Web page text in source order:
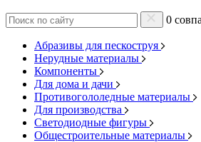
0
Абразивы для пескоструя
Нерудные материалы
Компоненты
Для дома и дачи
Противогололедные материалы
Для производства
Светодиодные фигуры
Общестроительные материалы